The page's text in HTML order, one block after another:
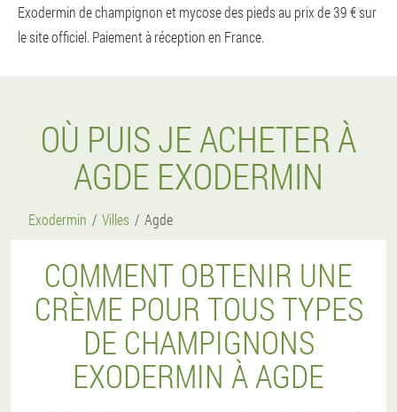
Exodermin de champignon et mycose des pieds au prix de 39 € sur
le site officiel. Paiement à réception en France.
OÙ PUIS JE ACHETER À
AGDE EXODERMIN
Exodermin Villes Agde
COMMENT OBTENIR UNE
CRÈME POUR TOUS TYPES
DE CHAMPIGNONS
EXODERMIN À AGDE